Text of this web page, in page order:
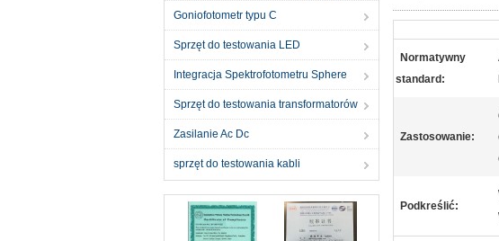
Goniofotometr typu C
Sprzęt do testowania LED
Integracja Spektrofotometru Sphere
Sprzęt do testowania transformatorów
Zasilanie Ac Dc
sprzęt do testowania kabli
Normatywny
standard:
Zastosowanie:
Podkreślić: